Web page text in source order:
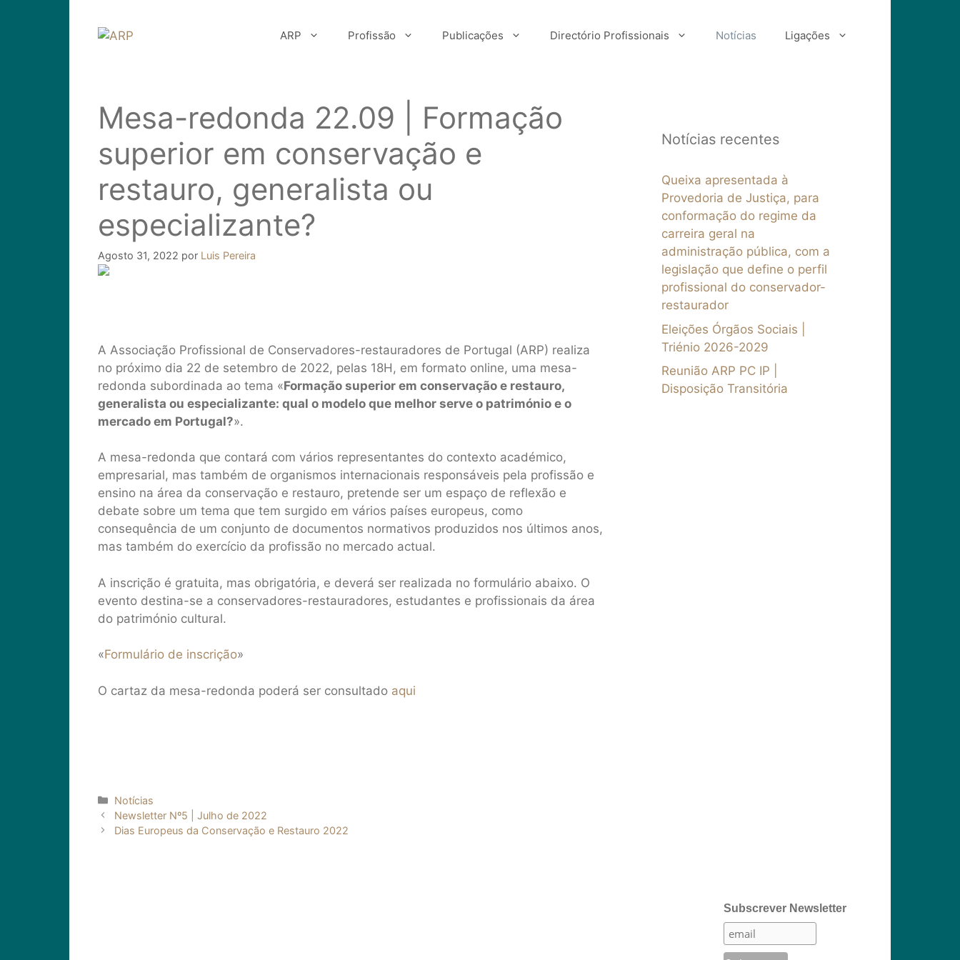
ARP Profissão Publicações Directório Profissionais Notícias Ligações
Mesa-redonda 22.09 | Formação
superior em conservação e
restauro, generalista ou
especializante?
Agosto 31, 2022 por Luis Pereira
A Associação Profissional de Conservadores-restauradores de Portugal (ARP) realiza
no próximo dia 22 de setembro de 2022, pelas 18H, em formato online, uma mesa-
redonda subordinada ao tema «Formação superior em conservação e restauro,
generalista ou especializante: qual o modelo que melhor serve o património e o
mercado em Portugal?».
A mesa-redonda que contará com vários representantes do contexto académico,
empresarial, mas também de organismos internacionais responsáveis pela profissão e
ensino na área da conservação e restauro, pretende ser um espaço de reflexão e
debate sobre um tema que tem surgido em vários países europeus, como
consequência de um conjunto de documentos normativos produzidos nos últimos anos,
mas também do exercício da profissão no mercado actual.
A inscrição é gratuita, mas obrigatória, e deverá ser realizada no formulário abaixo. O
evento destina-se a conservadores-restauradores, estudantes e profissionais da área
do património cultural.
«Formulário de inscrição»
O cartaz da mesa-redonda poderá ser consultado aqui
Categorias
Notícias
Navegação
de
Newsletter Nº5 | Julho de 2022
Dias Europeus da Conservação e Restauro 2022
Notícias recentes
Queixa apresentada à
Provedoria de Justiça, para
conformação do regime da
carreira geral na
administração pública, com a
legislação que define o perfil
profissional do conservador-
restaurador
Eleições Órgãos Sociais |
Triénio 2026-2029
Reunião ARP PC IP |
Disposição Transitória
Subscrever Newsletter